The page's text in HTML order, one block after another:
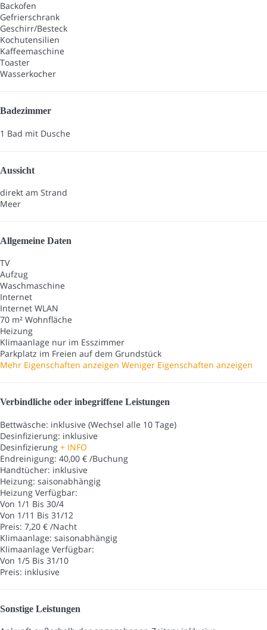
Backofen
Gefrierschrank
Geschirr/Besteck
Kochutensilien
Kaffeemaschine
Toaster
Wasserkocher
Badezimmer
1 Bad mit Dusche
Aussicht
direkt am Strand
Meer
Allgemeine Daten
TV
Aufzug
Waschmaschine
Internet
Internet WLAN
70 m² Wohnfläche
Heizung
Klimaanlage nur im Esszimmer
Parkplatz im Freien auf dem Grundstück
Mehr Eigenschaften anzeigen Weniger Eigenschaften anzeigen
Verbindliche oder inbegriffene Leistungen
Bettwäsche: inklusive (Wechsel alle 10 Tage)
Desinfizierung: inklusive
Desinfizierung + INFO
Endreinigung: 40,00 € /Buchung
Handtücher: inklusive
Heizung: saisonabhängig
Heizung Verfügbar:
Von 1/1 Bis 30/4
Von 1/11 Bis 31/12
Preis: 7,20 € /Nacht
Klimaanlage: saisonabhängig
Klimaanlage Verfügbar:
Von 1/5 Bis 31/10
Preis: inklusive
Sonstige Leistungen